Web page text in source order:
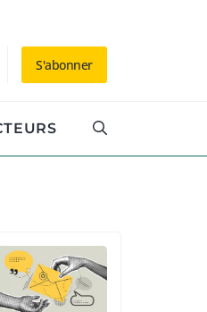
S'abonner